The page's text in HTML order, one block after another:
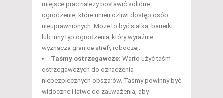
miejsce prac należy postawić solidne
ogrodzenie, które uniemożliwi dostęp osób
nieuprawnionych. Może to być siatka, barierki
lub inny typ ogrodzenia, który wyraźnie
wyznacza granice strefy roboczej.
Taśmy ostrzegawcze: Warto użyć taśm
ostrzegawczych do oznaczenia
niebezpiecznych obszarów. Taśmy powinny być
widoczne i łatwe do zauważenia, aby